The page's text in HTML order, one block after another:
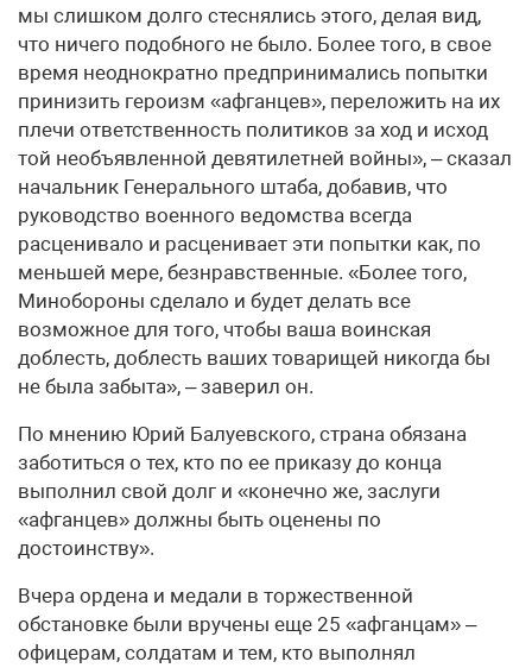
мы слишком долго стеснялись этого, делая вид,
что ничего подобного не было. Более того, в свое
время неоднократно предпринимались попытки
принизить героизм «афганцев», переложить на их
плечи ответственность политиков за ход и исход
той необъявленной девятилетней войны», – сказал
начальник Генерального штаба, добавив, что
руководство военного ведомства всегда
расценивало и расценивает эти попытки как, по
меньшей мере, безнравственные. «Более того,
Минобороны сделало и будет делать все
возможное для того, чтобы ваша воинская
доблесть, доблесть ваших товарищей никогда бы
не была забыта», – заверил он.
По мнению Юрий Балуевского, страна обязана
заботиться о тех, кто по ее приказу до конца
выполнил свой долг и «конечно же, заслуги
«афганцев» должны быть оценены по
достоинству».
Вчера ордена и медали в торжественной
обстановке были вручены еще 25 «афганцам» –
офицерам, солдатам и тем, кто выполнял